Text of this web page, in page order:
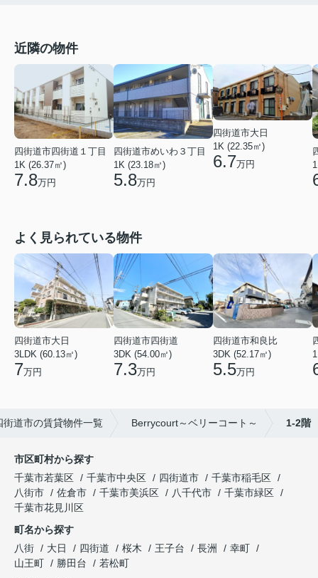
近隣の物件
四街道市四街道１丁目
1K (26.37㎡)
7.8万円
四街道市めいわ３丁目
1K (23.18㎡)
5.8万円
四街道市大日
1K (22.35㎡)
6.7万円
よく見られている物件
四街道市大日
3LDK (60.13㎡)
7万円
四街道市四街道
3DK (54.00㎡)
7.3万円
四街道市和良比
3DK (52.17㎡)
5.5万円
街道市の賃貸物件一覧 Berrycourt～ベリーコート～ 1-2階
市区町村から探す
千葉市若葉区
千葉市中央区 四街道市
千葉市稲毛区
八街市
佐倉市 千葉市美浜区 八千代市
千葉市緑区
千葉市花見川区
町名から探す
八街
大日 四街道 桜木 王子台 長洲
幸町
山王町
勝田台
若松町